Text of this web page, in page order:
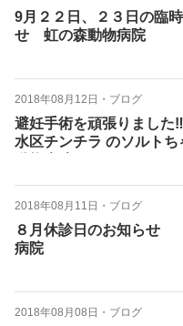
9月２２日、２３日の臨
せ 虹の森動物病院
2018年08月12日 ・ ブログ
避妊手術を頑張りました
水区チンチラ のソルト
2018年08月11日 ・ ブログ
８月休診日のお知ら
病院
2018年08月08日 ・ ブログ